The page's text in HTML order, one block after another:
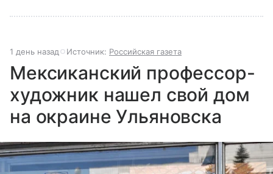
1 день назад Источник: Российская газета
Мексиканский профессор-
художник нашел свой дом
на окраине Ульяновска